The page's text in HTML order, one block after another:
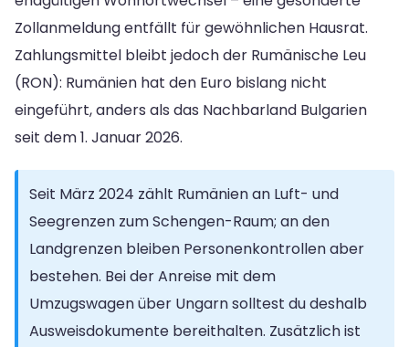
Zollanmeldung entfällt für gewöhnlichen Hausrat.
Zahlungsmittel bleibt jedoch der Rumänische Leu
(RON): Rumänien hat den Euro bislang nicht
eingeführt, anders als das Nachbarland Bulgarien
seit dem 1. Januar 2026.
Seit März 2024 zählt Rumänien an Luft- und
Seegrenzen zum Schengen-Raum; an den
Landgrenzen bleiben Personenkontrollen aber
bestehen. Bei der Anreise mit dem
Umzugswagen über Ungarn solltest du deshalb
Ausweisdokumente bereithalten. Zusätzlich ist